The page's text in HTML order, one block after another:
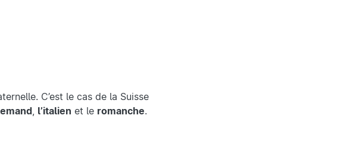
C’est le cas de la Suisse
, l’italien et le romanche.